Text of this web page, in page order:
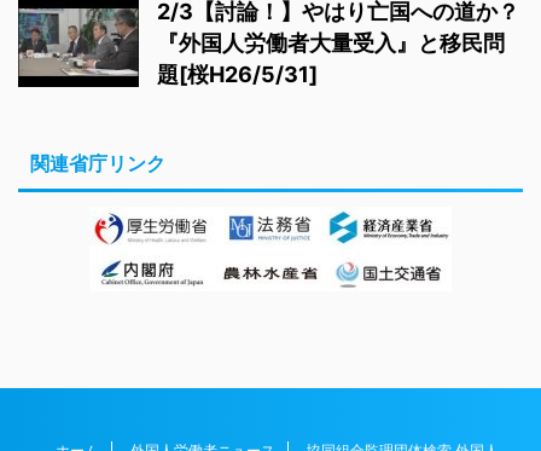
2/3【討論！】やはり亡国への道か？
『外国人労働者大量受入』と移民問
題[桜H26/5/31]
関連省庁リンク